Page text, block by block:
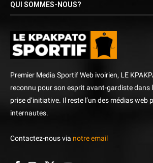
QUI SOMMES-NOUS?
Premier Media Sportif Web ivoirien, LE
reconnu pour son esprit avant-gardiste dans
prise d’initiative. Il reste l’un des médias web
internautes.
Contactez-nous via notre email